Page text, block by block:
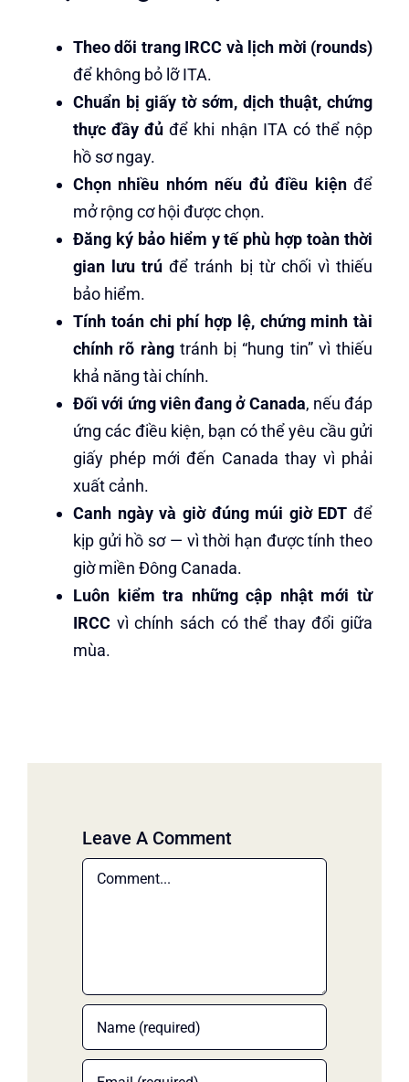
Theo dõi trang IRCC và lịch mời (rounds)
để không bỏ lỡ ITA.
Chuẩn bị giấy tờ sớm, dịch thuật, chứng
thực đầy đủ để khi nhận ITA có thể nộp
hồ sơ ngay.
Chọn nhiều nhóm nếu đủ điều kiệnđể
mở rộng cơ hội được chọn.
Đăng ký bảo hiểm y tế phù hợp toàn thời
gian lưu trú để tránh bị từ chối vì thiếu
bảo hiểm.
Tính toán chi phí hợp lệ, chứng minh tài
chính rõ ràngtránh bị “hung tin” vì thiếu
khả năng tài chính.
Đối với ứng viên đang ở Canada, nếu đáp
ứng các điều kiện, bạn có thể yêu cầu gửi
giấy phép mới đến Canada thay vì phải
xuất cảnh.
Canh ngày và giờ đúng múi giờ EDT để
kịp gửi hồ sơ — vì thời hạn được tính theo
giờ miền Đông Canada.
Luôn kiểm tra những cập nhật mới từ
IRCC vì chính sách có thể thay đổi giữa
mùa.
Leave A Comment
Comment